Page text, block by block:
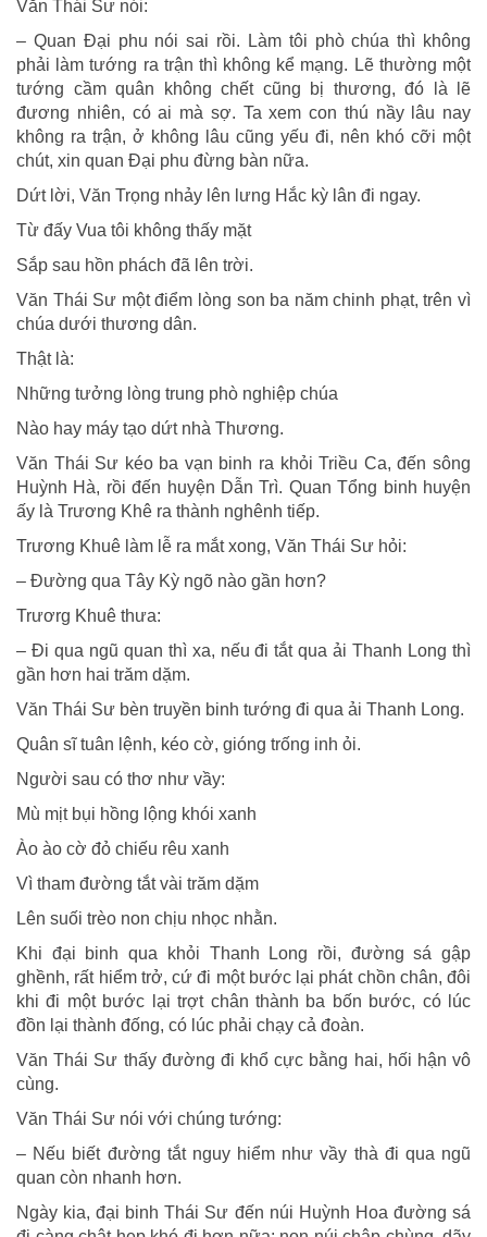
Văn Thái Sư nói:
– Quan Ðại phu nói sai rồi. Làm tôi phò chúa thì không
phải làm tướng ra trận thì không kể mạng. Lẽ thường một
tướng cầm quân không chết cũng bị thương, đó là lẽ
đương nhiên, có ai mà sợ. Ta xem con thú nầy lâu nay
không ra trận, ở không lâu cũng yếu đi, nên khó cỡi một
chút, xin quan Ðại phu đừng bàn nữa.
Dứt lời, Văn Trọng nhảy lên lưng Hắc kỳ lân đi ngay.
Từ đấy Vua tôi không thấy mặt
Sắp sau hồn phách đã lên trời.
Văn Thái Sư một điểm lòng son ba năm chinh phạt, trên vì
chúa dưới thương dân.
Thật là:
Những tưởng lòng trung phò nghiệp chúa
Nào hay máy tạo dứt nhà Thương.
Văn Thái Sư kéo ba vạn binh ra khỏi Triều Ca, đến sông
Huỳnh Hà, rồi đến huyện Dẫn Trì. Quan Tổng binh huyện
ấy là Trương Khê ra thành nghênh tiếp.
Trương Khuê làm lễ ra mắt xong, Văn Thái Sư hỏi:
– Ðường qua Tây Kỳ ngõ nào gần hơn?
Trươrg Khuê thưa:
– Ði qua ngũ quan thì xa, nếu đi tắt qua ải Thanh Long thì
gần hơn hai trăm dặm.
Văn Thái Sư bèn truyền binh tướng đi qua ải Thanh Long.
Quân sĩ tuân lệnh, kéo cờ, gióng trống inh ỏi.
Người sau có thơ như vầy:
Mù mịt bụi hồng lộng khói xanh
Ào ào cờ đỏ chiếu rêu xanh
Vì tham đường tắt vài trăm dặm
Lên suối trèo non chịu nhọc nhằn.
Khi đại binh qua khỏi Thanh Long rồi, đường sá gập
ghềnh, rất hiểm trở, cứ đi một bước lại phát chồn chân, đôi
khi đi một bước lại trợt chân thành ba bốn bước, có lúc
đồn lại thành đống, có lúc phải chạy cả đoàn.
Văn Thái Sư thấy đường đi khổ cực bằng hai, hối hận vô
cùng.
Văn Thái Sư nói với chúng tướng:
– Nếu biết đường tắt nguy hiểm như vầy thà đi qua ngũ
quan còn nhanh hơn.
Ngày kia, đại binh Thái Sư đến núi Huỳnh Hoa đường sá